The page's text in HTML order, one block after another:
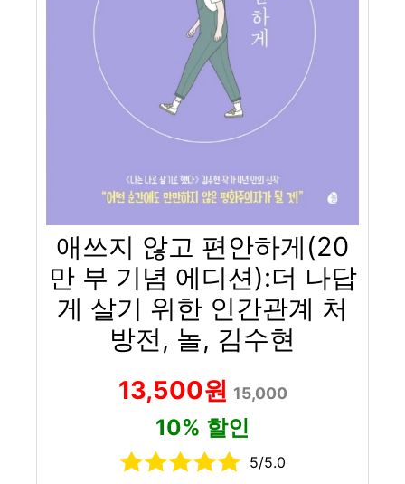
애쓰지 않고 편안하게(20
만 부 기념 에디션):더 나답
게 살기 위한 인간관계 처
방전, 놀, 김수현
13,500원15,000
10% 할인
5/5.0